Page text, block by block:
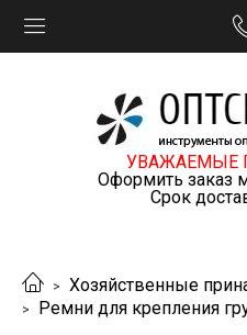
УВАЖАЕМЫЕ
Оформить заказ
Срок
Хозяйственные
Ремни для крепления